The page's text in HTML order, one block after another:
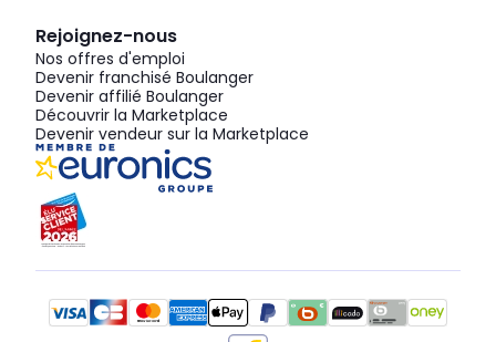
Rejoignez-nous
Nos offres d'emploi
Devenir franchisé Boulanger
Devenir affilié Boulanger
Découvrir la Marketplace
Devenir vendeur sur la Marketplace